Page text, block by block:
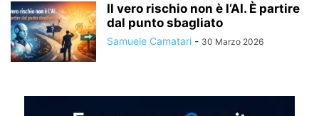
Il vero rischio non è l’AI. È partire
dal punto sbagliato
Samuele Camatari - 30 Marzo 2026